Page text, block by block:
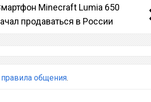
Minecraft Lumia 650
продаваться в России
правила общения.